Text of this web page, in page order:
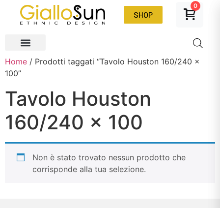
SHOP
0
Home / Prodotti taggati “Tavolo Houston 160/240 x
100”
Tavolo Houston
160/240 x 100
Non è stato trovato nessun prodotto che
corrisponde alla tua selezione.